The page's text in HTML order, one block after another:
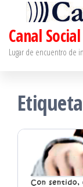
contenido
Canal Social
Lugar de encuentro de